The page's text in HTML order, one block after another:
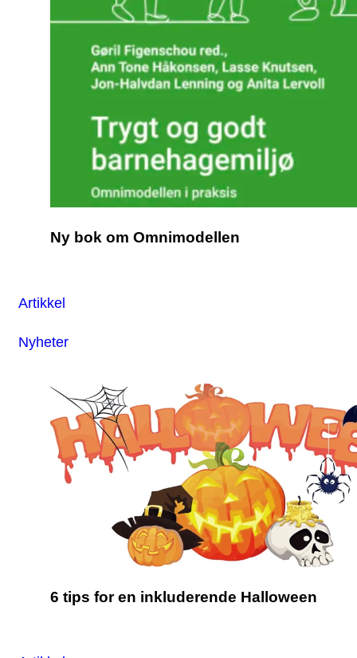
Ny bok om Omnimodellen
Artikkel
Nyheter
6 tips for en inkluderende Halloween